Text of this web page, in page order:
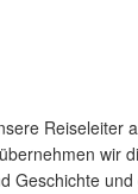
Reiseleiter
wir
Geschichte